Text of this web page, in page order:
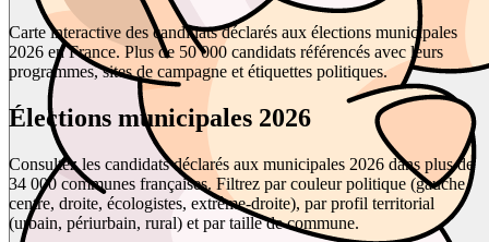
Carte interactive des candidats déclarés aux élections municipales
2026 en France. Plus de 50 000 candidats référencés avec leurs
programmes, sites de campagne et étiquettes politiques.
Élections municipales 2026
Consultez les candidats déclarés aux municipales 2026 dans plus de
34 000 communes françaises. Filtrez par couleur politique (gauche,
centre, droite, écologistes, extrême-droite), par profil territorial
(urbain, périurbain, rural) et par taille de commune.